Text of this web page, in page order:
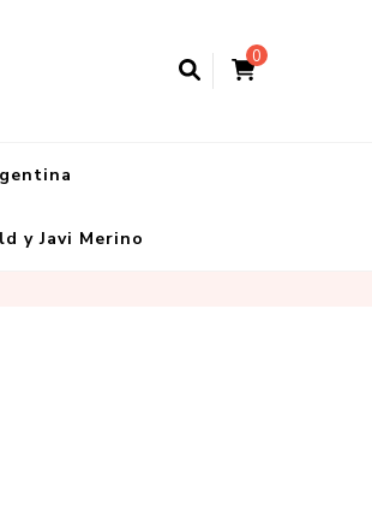
0
y Javi Merino